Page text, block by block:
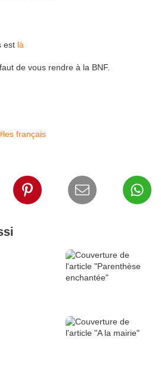
est là
de vous rendre à la BNF.
français